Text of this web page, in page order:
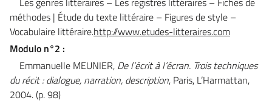
méthodes | Étude du texte littéraire – Figures de style –
Vocabulaire littéraire.http://www.etudes-litteraires.com
Modulo n°2 :
Emmanuelle MEUNIER, De l’écrit à l’écran. Trois techniques
du récit : dialogue, narration, description, Paris, L’Harmattan,
2004. (p. 98)